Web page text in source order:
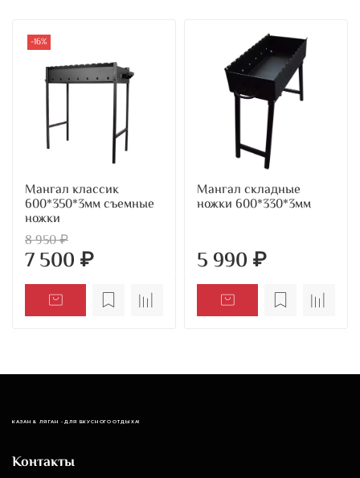
-16%
Мангал классик
600*350*3мм съемные
ножки
8 950 ₽
7 500 ₽
Мангал складные
ножки 600*330*3мм
5 990 ₽
КАЗАН & ЛЯГАН - ДЛЯ ВКУСНОГО ОТДЫХА!
Контакты